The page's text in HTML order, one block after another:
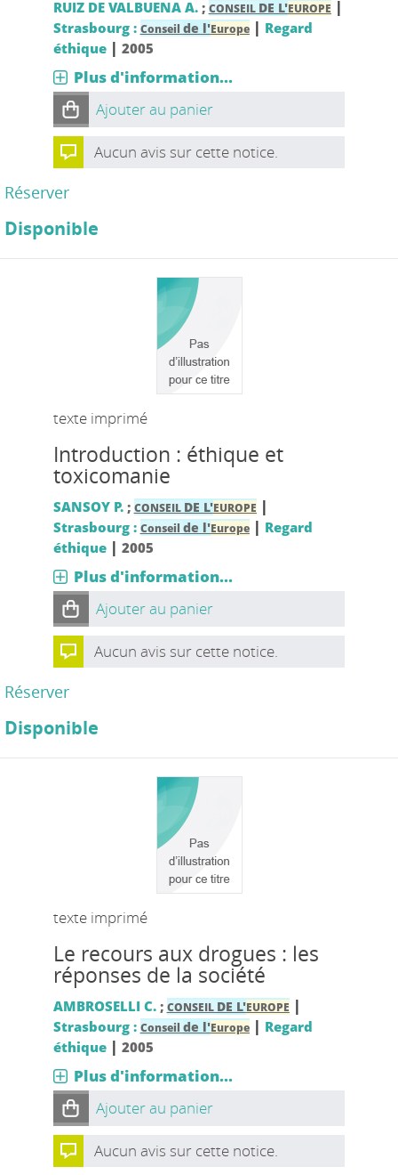
RUIZ DE VALBUENA A.; CONSEIL DE L'EUROPE |
Strasbourg : Conseil de l'Europe| Regard
éthique| 2005
Plus d'information...
Ajouter au panier
Aucun avis sur cette notice.
Réserver
Disponible
texte imprimé
Introduction : éthique et
toxicomanie
SANSOY P.; CONSEIL DE L'EUROPE |
Strasbourg : Conseil de l'Europe| Regard
éthique| 2005
Plus d'information...
Ajouter au panier
Aucun avis sur cette notice.
Réserver
Disponible
texte imprimé
Le recours aux drogues : les
réponses de la société
AMBROSELLI C.; CONSEIL DE L'EUROPE |
Strasbourg : Conseil de l'Europe| Regard
éthique| 2005
Plus d'information...
Ajouter au panier
Aucun avis sur cette notice.